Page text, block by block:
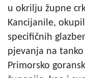
u okrilju župne
Kancijanile,
specifičnih
pjevanja na
Primorsko